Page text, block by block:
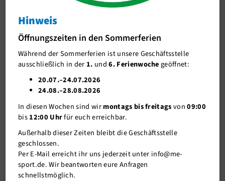
Weitblick auf das Ruhrgebiet
Weitblick auf das Ruhrgebiet
19.02.2024
J-Team
Stellenangebote
Förderverein me-sport e.V.
Mitgliederservice
Verantwortung
Hinweis
Öffnungszeiten in den Sommerferien
Während der Sommerferien ist unsere Geschäftsstelle
ausschließlich in der 1. und6. Ferienwochegeöffnet:
20.07.–24.07.2026
24.08.–28.08.2026
In diesen Wochen sind wirmontags bis freitagsvon09:00
bis12:00 Uhrfür euch erreichbar.
Außerhalb dieser Zeiten bleibt die Geschäftsstelle
geschlossen.
Per E-Mail erreicht ihr uns jederzeit unter info@me-
sport.de. Wir beantworten eure Anfragen
schnellstmöglich.